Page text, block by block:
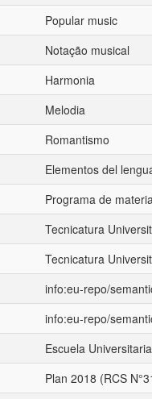
Popular music
Notação musical
Harmonia
Melodia
Romantismo
Elementos del
Programa de
Tecnicatura
Tecnicatura
info:eu-repo/
info:eu-repo/
Escuela
Plan 2018 (RCS